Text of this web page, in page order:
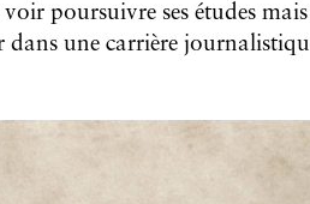
voir poursuivre ses études
dans une carrière